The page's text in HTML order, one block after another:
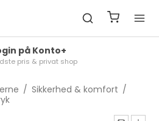
på Konto+
pris & privat shop
/ Sikkerhed & komfort /